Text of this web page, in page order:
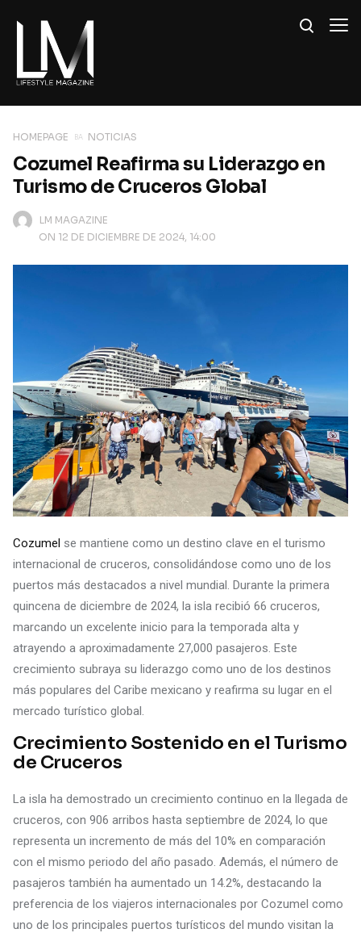
HOMEPAGE NOTICIAS
LM MAGAZINE
ON 12 DE DICIEMBRE DE 2024, 14:00
Cozumel Reafirma su Liderazgo en
Turismo de Cruceros Global
Cozumel se mantiene como un destino clave en el turismo
internacional de cruceros, consolidándose como uno de los
puertos más destacados a nivel mundial. Durante la primera
quincena de diciembre de 2024, la isla recibió 66 cruceros,
marcando un excelente inicio para la temporada alta y
atrayendo a aproximadamente 27,000 pasajeros. Este
crecimiento subraya su liderazgo como uno de los destinos
más populares del Caribe mexicano y reafirma su lugar en el
mercado turístico global.
Crecimiento Sostenido en el Turismo
de Cruceros
La isla ha demostrado un crecimiento continuo en la llegada de
cruceros, con 906 arribos hasta septiembre de 2024, lo que
representa un incremento de más del 10% en comparación
con el mismo periodo del año pasado. Además, el número de
pasajeros también ha aumentado un 14.2%, destacando la
preferencia de los viajeros internacionales por Cozumel como
uno de los principales puertos turísticos del mundo visitan la